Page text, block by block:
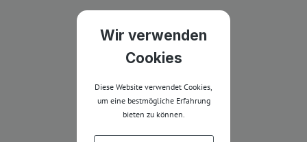
Wir verwenden
Cookies
Diese Website verwendet Cookies,
um eine bestmögliche Erfahrung
bieten zu können.